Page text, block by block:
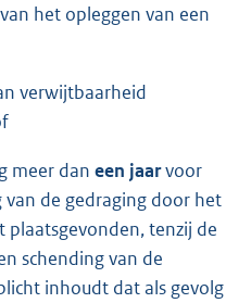
het opleggen van een
verwijtbaarheid
meer dan een jaarvoor
van de gedraging door het
plaatsgevonden, tenzij de
schending van de
inhoudt dat als gevolg